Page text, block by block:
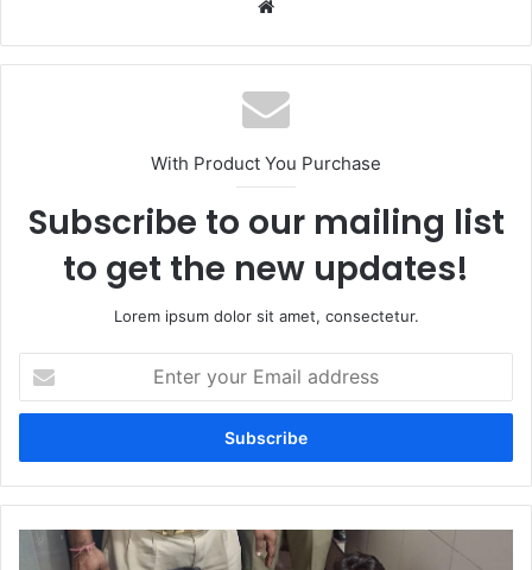
With Product You Purchase
Subscribe to our mailing list
to get the new updates!
Lorem ipsum dolor sit amet, consectetur.
your
Email